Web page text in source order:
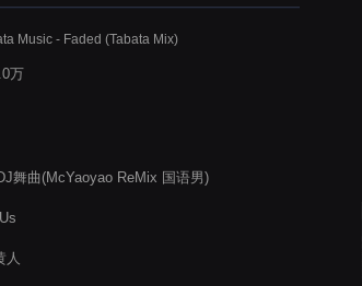
Music - Faded (Tabata Mix)
万
舞曲(McYaoyao ReMix 国语男)
人